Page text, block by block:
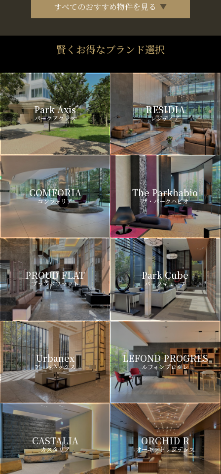
すべてのおすすめ物件を見る
賢くお得なブランド選択
Park Axis
パークアクシス
RESIDIA
レジディア
COMFORIA
コンフォリア
The Parkhabio
ザ・パークハビオ
PROUD FLAT
プラウドフラット
Park Cube
パークキューブ
Urbanex
アーバネックス
LEFOND PROGRES
ルフォンプログレ
CASTALIA
カスタリア
ORCHID R
オーキッドレジデンス